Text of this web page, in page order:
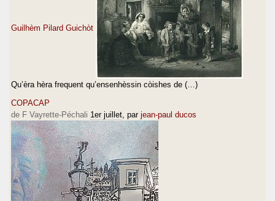
Guilhèm Pilard Guichòt
Qu’èra hèra frequent qu’ensenhèssin còishes de (…)
COPACAP
de F Vayrette-Péchali 1er juillet , par jean-paul ducos